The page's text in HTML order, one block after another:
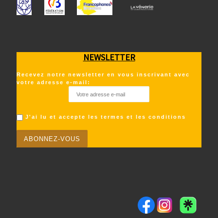
NEWSLETTER
Recevez notre newsletter en vous inscrivant avec
votre adresse e-mail:
J'ai lu et accepte les termes et les conditions